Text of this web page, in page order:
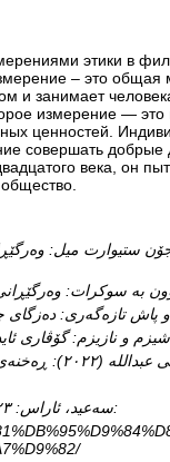
этики в
– это общая
и занимает
измерение —
ценностей.
совершать добрые
века, он
.سەعید، ئاراس: ٢٠٢٣: فەلسەفەی ئەخلاق: سایتی چاوی کورد: